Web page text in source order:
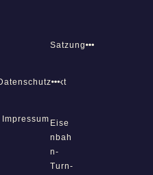
Satzung
Kontakt
Impressum Eise
nbah
n-
Turn-